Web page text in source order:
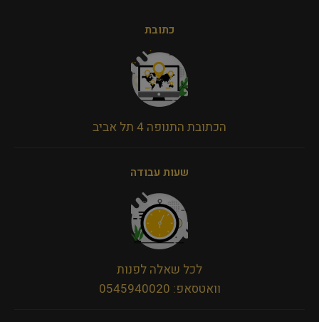
כתובת
הכתובת התנופה 4 תל אביב
שעות עבודה
לכל שאלה לפנות
וואטסאפ: 0545940020